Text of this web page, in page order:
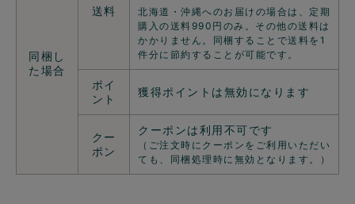
同梱し
た場合
送料
北海道・沖縄へのお届けの場合は、定期
購入の送料990円のみ。その他の送料は
かかりません。同梱することで送料を1
件分に節約することが可能です。
ポイ
ント
獲得ポイントは無効になります
クー
ポン
クーポンは利用不可です
（ご注文時にクーポンをご利用いただい
ても、同梱処理時に無効となります。）